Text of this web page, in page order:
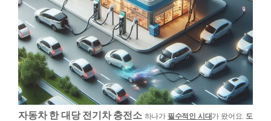
자동차 한 대당 전기차 충전소 하나가 필수적인 시대가 왔어요. 도